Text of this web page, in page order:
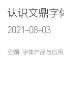
认识文鼎字
2021-08-03
分類: 字体产品与应用